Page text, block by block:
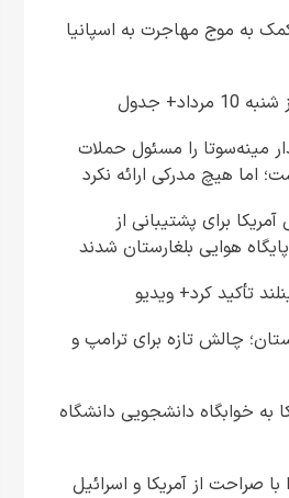
به موج مهاجرت به اسپانیا
جدول
مینه‌سوتا را مسئول حملات
اما هیچ مدرکی ارائه نکرد
برای پشتیبانی از
هوایی بلغارستان شدند
تأکید کرد+ ویدیو
چالش تازه برای ترامپ و
به خوابگاه دانشجویی دانشگاه
صراحت از آمریکا و اسرائیل